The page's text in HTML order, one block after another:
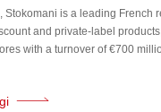
Stokomani is a leading French
and private-label
with a turnover of €700